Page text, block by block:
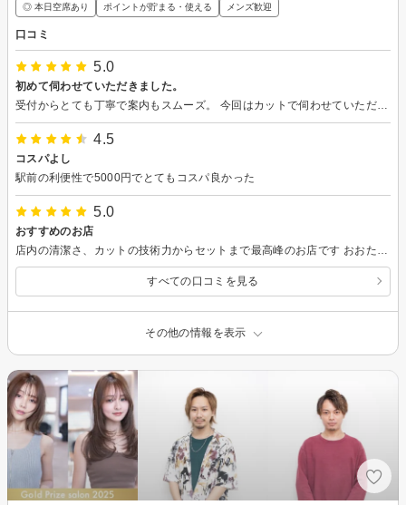
◎ 本日空席あり ポイントが貯まる・使える メンズ歓迎
口コミ
5.0
初めて伺わせていただきました。
受付からとても丁寧で案内もスムーズ。 今回はカットで伺わせていただきましたがカット最中やスタイリングもわかりやすく説明いただき満足です。
4.5
コスパよし
駅前の利便性で5000円でとてもコスパ良かった
5.0
おすすめのお店
すべての口コミを見る
その他の情報を表示